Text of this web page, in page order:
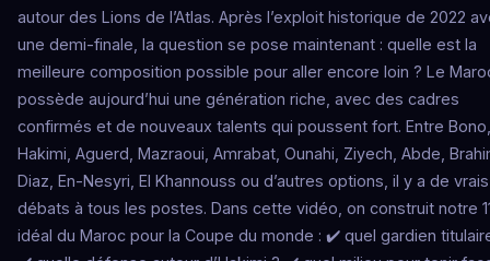
autour des Lions de l’Atlas. Après l’exploit historique de 2022
une demi-finale, la question se pose maintenant : quelle est la
meilleure composition possible pour aller encore loin ? Le
possède aujourd’hui une génération riche, avec des cadres
confirmés et de nouveaux talents qui poussent fort. Entre Bono,
Hakimi, Aguerd, Mazraoui, Amrabat, Ounahi, Ziyech, Abde,
Diaz, En-Nesyri, El Khannouss ou d’autres options, il y a de vrais
débats à tous les postes. Dans cette vidéo, on construit notre
idéal du Maroc pour la Coupe du monde : ✔️ quel gardien